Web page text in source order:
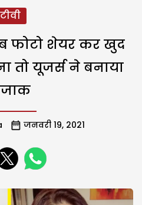
टीवी
फोटो शेयर कर खुद
तो यूजर्स ने बनाया
जनवरी 19, 2021